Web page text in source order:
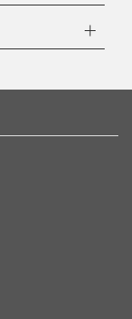
いた場合はキャ
ざいます。あら